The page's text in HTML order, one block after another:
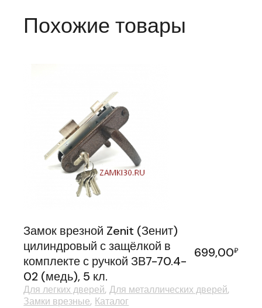
Похожие товары
Замок врезной Zenit (Зенит)
цилиндровый с защёлкой в
комплекте с ручкой ЗВ7-70.4-
02 (медь), 5 кл.
699,00₽
Для легких дверей Для металлических дверей
Замки врезные Каталог